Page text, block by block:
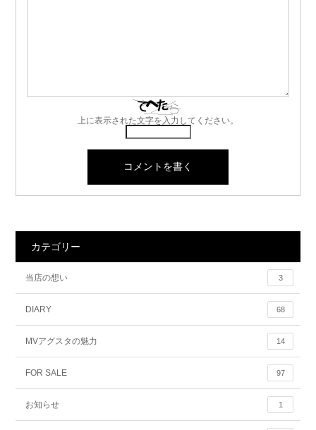
上に表示された文字を入力してください。
カテゴリー
当店の想い 3
DIARY 68
MVアグスタの魅力 14
FOR SALE 97
お知らせ 1